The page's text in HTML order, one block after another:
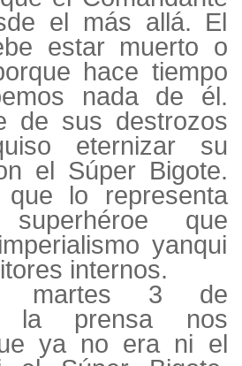
el más allá. El
estar muerto o
hace tiempo
nada de él.
de sus destrozos
eternizar su
el Súper Bigote.
lo representa
que
yanqui
internos.
martes 3 de
la prensa nos
ya no era ni el